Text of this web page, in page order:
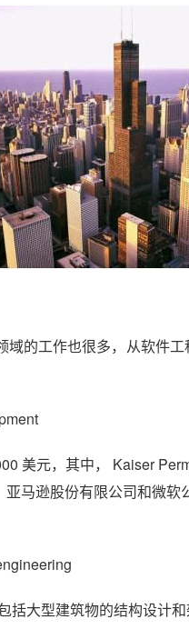
的工作也很多，从软件
美元，其中， Kaiser
马逊股份有限公司和微
大型建筑物的结构设计和